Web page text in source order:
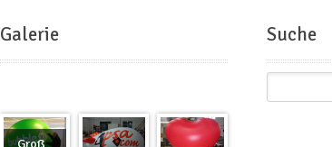
Galerie
Groß
Suche